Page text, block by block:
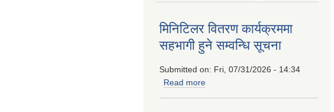
मिनिटिलर वितरण कार्यक्रममा
सहभागी हुने सम्वन्धि सूचना
Submitted on: Fri, 07/31/2026 - 14:34
Read more